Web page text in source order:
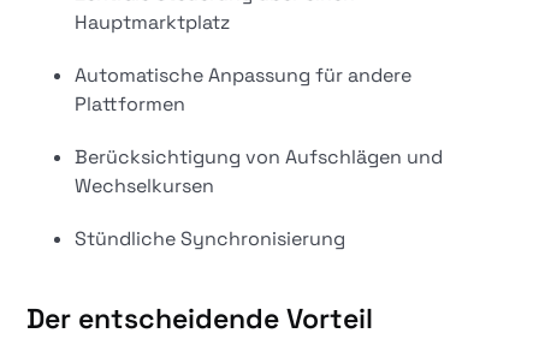
Hauptmarktplatz
Automatische Anpassung für andere
Plattformen
Berücksichtigung von Aufschlägen und
Wechselkursen
Stündliche Synchronisierung
Der entscheidende Vorteil